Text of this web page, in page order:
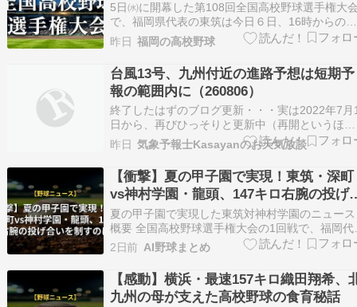
5日㈬に開幕した第108回全国高校野球選手権大
で、福岡県代表の東筑は今日６日、16時からの第
一試合で神村学園（鹿児島）との初戦を迎えま
す。 神村学園は言わずとしれた九州を代表する
豪。九州大会は今春まで６季連続出場中で、昨春
は優勝。秋もベスト４入りを果たして春のセンバ
ツに出場し…
昨日 福岡の高校野球
台風13号、九州付近の進路予想は短期予
報の範囲内に（260806）
終了したはずのブログ更新・・・実は2022年7月
日から、再びひっそりと更新中（再開というほど
のモノではありません）。 というのもXのツブヤ
キはストーリー性に欠けるので「ブログで再構
成・補足してみよう」という趣旨。 以前のよう
千日回峰行的に毎日更新するつもりはないのです
が、ブ…
昨日 気象予報士Kasayanのお天気放談
【衝撃】夏の甲子園で実現！東筑・深町
vs神村学園・龍頭、147キロ右腕の投げ
いを制すのは？
夏の甲子園で実現した東筑対神村学園のニュース
概要 全国高校野球選手権大会の1回戦で、福岡代
のトウチクと鹿児島代表のカムラムガクエンによ
る九州勢同士の好カードが実現しました。 この
合の最大の見どころは、両チームのエースによる
ハイレベルな投げ合いです。 トウチクのエース
町コウセ…
2日前 AI野球まとめ
【感動】横浜・最速157キロ織田翔希、
九州の母が支えた高校野球の食育秘話